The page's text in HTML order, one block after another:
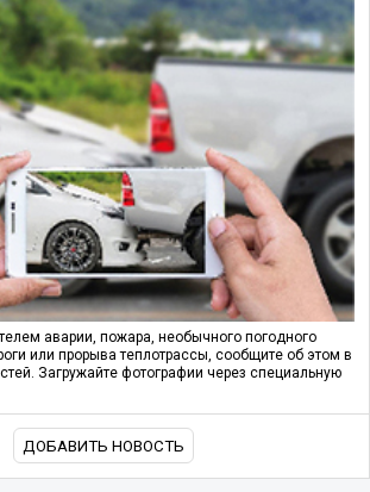
аварии, пожара, необычного погодного
или прорыва теплотрассы, сообщите об этом в
Загружайте фотографии через специальную
ДОБАВИТЬ НОВОСТЬ